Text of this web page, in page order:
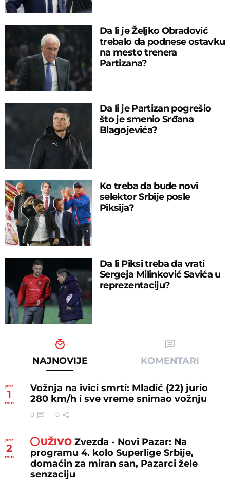
Da li je Željko Obradović
trebalo da podnese ostavku
na mesto trenera
Partizana?
Da li je Partizan pogrešio
što je smenio Srđana
Blagojevića?
Ko treba da bude novi
selektor Srbije posle
Piksija?
Da li Piksi treba da vrati
Sergeja Milinković Savića u
reprezentaciju?
NAJNOVIJE KOMENTARI
pre
1
min
Vožnja na ivici smrti: Mladić (22) jurio
280 km/h i sve vreme snimao vožnju
0 0
pre
2
min
UŽIVO Zvezda - Novi Pazar: Na
programu 4. kolo Superlige Srbije,
domaćin za miran san, Pazarci žele
senzaciju